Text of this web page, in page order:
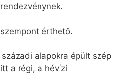
érthető.
századi alapokra épült szép
a régi, a hévízi